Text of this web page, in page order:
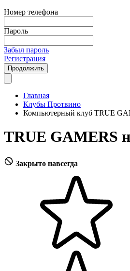
Номер телефона
Пароль
Забыл пароль
Регистрация
Продолжить
Главная
Клубы Протвино
Компьютерный клуб TRUE
TRUE GAMERS
Закрыто навсегда